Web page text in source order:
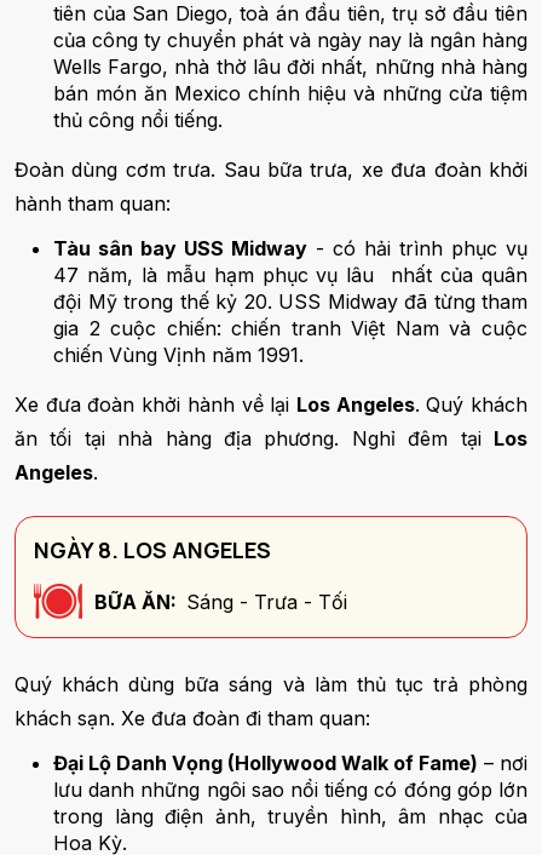
tiên của San Diego, toà án đầu tiên, trụ sở đầu tiên
của công ty chuyển phát và ngày nay là ngân hàng
Wells Fargo, nhà thờ lâu đời nhất, những nhà hàng
bán món ăn Mexico chính hiệu và những cửa tiệm
thủ công nổi tiếng.
Đoàn dùng cơm trưa. Sau bữa trưa, xe đưa đoàn khởi
hành tham quan:
Tàu sân bay USS Midway - có hải trình phục vụ
47 năm, là mẫu hạm phục vụ lâu nhất của quân
đội Mỹ trong thế kỷ 20. USS Midway đã từng tham
gia 2 cuộc chiến: chiến tranh Việt Nam và cuộc
chiến Vùng Vịnh năm 1991.
Xe đưa đoàn khởi hành về lại Los Angeles. Quý khách
ăn tối tại nhà hàng địa phương. Nghỉ đêm tại Los
Angeles.
NGÀY 8. LOS ANGELES
BỮA ĂN: Sáng - Trưa - Tối
Quý khách dùng bữa sáng và làm thủ tục trả phòng
khách sạn. Xe đưa đoàn đi tham quan:
Đại Lộ Danh Vọng (Hollywood Walk of Fame) – nơi
lưu danh những ngôi sao nổi tiếng có đóng góp lớn
trong làng điện ảnh, truyền hình, âm nhạc của
Hoa Kỳ.